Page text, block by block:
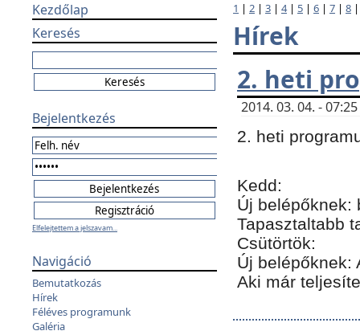
Kezdőlap
Keresés
Bejelentkezés
Elfelejtettem a jelszavam...
Navigáció
Bemutatkozás
Hírek
Féléves programunk
Galéria
1 | 2 | 3 | 4| 5 | 6 | 7 | 8
Hírek
2. heti
2014. 03. 04. -
2. heti
Kedd:
Új belépőknek:
Tapasztaltabb
Csütörtök:
Új belépőknek:
Aki már